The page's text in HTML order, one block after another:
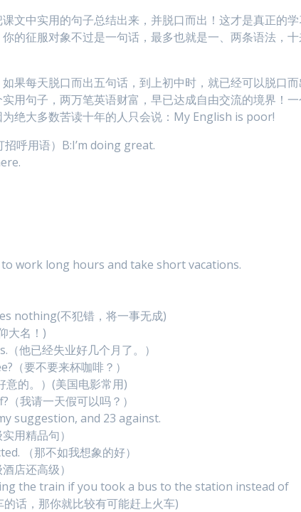
文中实用的句子总结出来，并脱口而出！这才是真正的学
的征服对象不过是一句话，最多也就是一、两条语法，
果每天脱口而出五句话，到上初中时，就已经可以脱口
用句子，两万笔英语财富，早已达成自由交流的境界！
绝大多数苦读十年的人只会说：My English is poor!
呼用语）B:I’m doing great.
to work long hours and take short vacations.
nothing(不犯错，将一事无成)
大名！)
他已经失业好几个月了。）
（要不要来杯咖啡？）
的。）(美国电影常用)
我请一天假可以吗？）
suggestion, and 23 against.
用精品句）
（那不如我想象的好）
店还高级）
the train if you took a bus to the station instead of
话，那你就比较有可能赶上火车)